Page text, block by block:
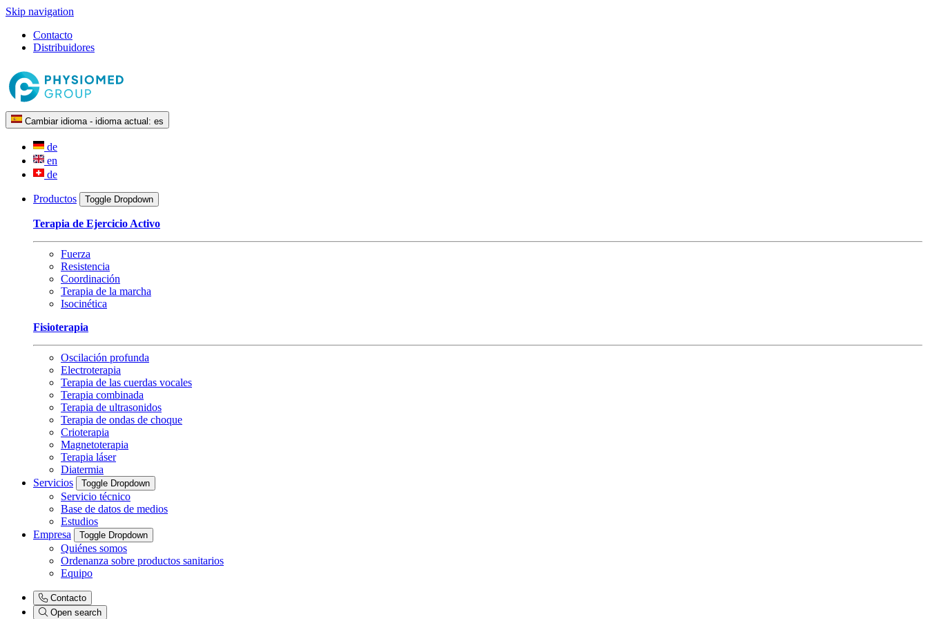
Skip navigation
Contacto
Distribuidores
Cambiar idioma - idioma actual: es
de
en
de
Productos Toggle Dropdown
Terapia de Ejercicio Activo
Fuerza
Resistencia
Coordinación
Terapia de la marcha
Isocinética
Fisioterapia
Oscilación profunda
Electroterapia
Terapia de las cuerdas vocales
Terapia combinada
Terapia de ultrasonidos
Terapia de ondas de choque
Crioterapia
Magnetoterapia
Terapia láser
Diatermia
Servicios
Toggle Dropdown
Servicio técnico
Base de datos de medios
Estudios
Empresa
Toggle Dropdown
Quiénes somos
Ordenanza sobre productos sanitarios
Equipo
Contacto
Open search